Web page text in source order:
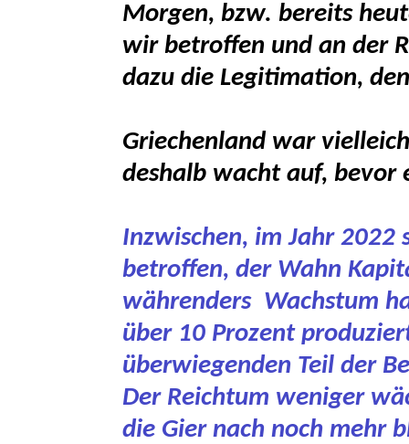
Morgen, bzw. bereits
wir betroffen und an der
dazu die Legitimation,
Griechenland war
deshalb wacht auf, bevor
Inzwischen, im Jahr 2022
betroffen, der Wahn
währenders Wachstum
über 10 Prozent
überwiegenden Teil der
Der Reichtum weniger
die Gier nach noch mehr